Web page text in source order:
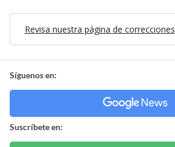
Revisa nuestra página de correcciones
Síguenos en:
Suscríbete en: